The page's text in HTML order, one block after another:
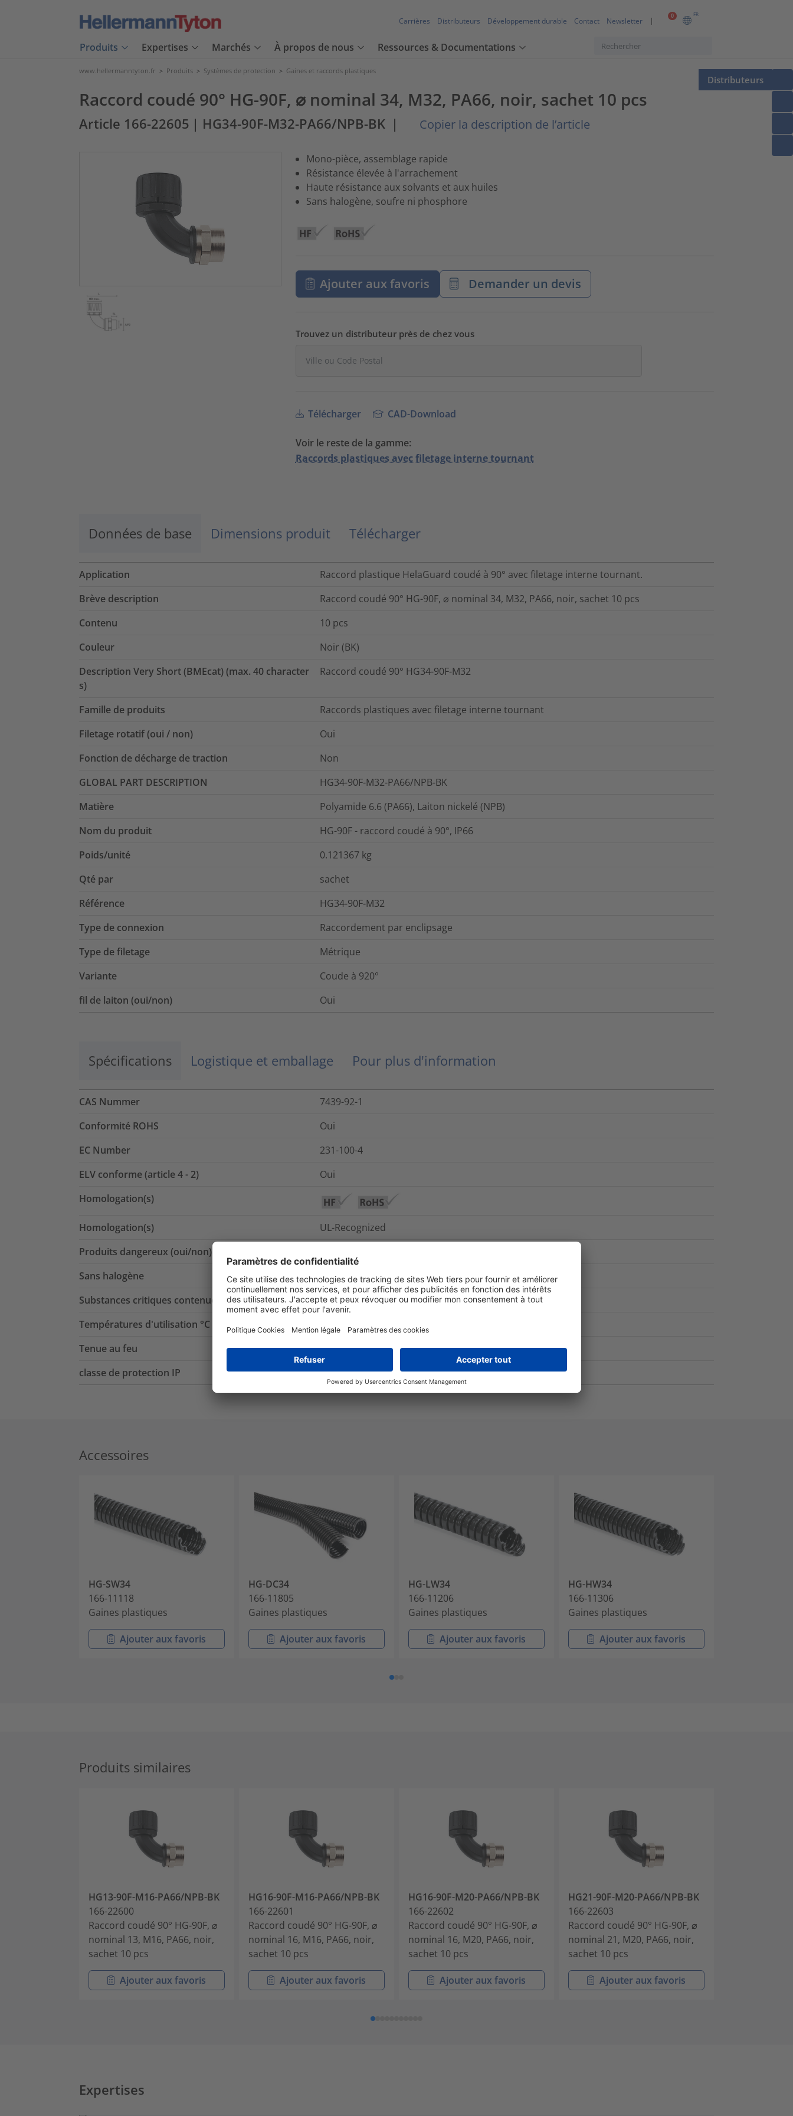
0 FR
Carrières Distributeurs Développement durable Contact Newsletter
Produits Expertises Marchés À propos de nous Ressources & Documentations
Distributeurs
www.hellermanntyton.fr > Produits > Systèmes de protection > Gaines et raccords plastiques
Raccord coudé 90° HG-90F, ⌀ nominal 34, M32, PA66, noir, sachet 10 pcs
Article 166-22605 | HG34-90F-M32-PA66/NPB-BK | Copier la description de l’article
Mono-pièce, assemblage rapide
Résistance élevée à l'arrachement
Haute résistance aux solvants et aux huiles
Sans halogène, soufre ni phosphore
Ajouter aux favoris Demander un devis
Trouvez un distributeur près de chez vous
Télécharger CAD-Download
Voir le reste de la gamme:
Raccords plastiques avec filetage interne tournant
Données de base Dimensions produit Télécharger
Application
Raccord plastique HelaGuard coudé à 90° avec filetage interne tournant.
Brève description
Raccord coudé 90° HG-90F, ⌀ nominal 34, M32, PA66, noir, sachet 10 pcs
Contenu
10 pcs
Couleur
Noir (BK)
Description Very Short (BMEcat) (max. 40 character
s)
Raccord coudé 90° HG34-90F-M32
Famille de produits
Raccords plastiques avec filetage interne tournant
Filetage rotatif (oui / non)
Oui
Fonction de décharge de traction
Non
GLOBAL PART DESCRIPTION
HG34-90F-M32-PA66/NPB-BK
Matière
Polyamide 6.6 (PA66), Laiton nickelé (NPB)
Nom du produit
HG-90F - raccord coudé à 90°, IP66
Poids/unité
0.121367 kg
Qté par
sachet
Référence
HG34-90F-M32
Type de connexion
Raccordement par enclipsage
Type de filetage
Métrique
Variante
Coude à 920°
fil de laiton (oui/non)
Oui
Spécifications Logistique et emballage Pour plus d'information
CAS Nummer
7439-92-1
Conformité ROHS
Oui
EC Number
231-100-4
ELV conforme (article 4 - 2)
Oui
Homologation(s)
Homologation(s)
UL-Recognized
Produits dangereux (oui/non)
Sans halogène
Oui
Substances critiques contenues
Lead in Copper alloy4%
Températures d'utilisation °C
De -50 °C à +135 °C
Tenue au feu
UL94 V2
classe de protection IP
IP66
Accessoires
HG-SW34
166-11118
Gaines plastiques
Ajouter aux favoris
HG-DC34
166-11805
Gaines plastiques
Ajouter aux favoris
HG-LW34
166-11206
Gaines plastiques
Ajouter aux favoris
HG-HW34
166-11306
Gaines plastiques
Ajouter aux favoris
Produits similaires
HG13-90F-M16-PA66/NPB-BK
166-22600
Raccord coudé 90° HG-90F, ⌀
nominal 13, M16, PA66, noir,
sachet 10 pcs
Ajouter aux favoris
HG16-90F-M16-PA66/NPB-BK
166-22601
Raccord coudé 90° HG-90F, ⌀
nominal 16, M16, PA66, noir,
sachet 10 pcs
Ajouter aux favoris
HG16-90F-M20-PA66/NPB-BK
166-22602
Raccord coudé 90° HG-90F, ⌀
nominal 16, M20, PA66, noir,
sachet 10 pcs
Ajouter aux favoris
HG21-90F-M20-PA66/NPB-BK
166-22603
Raccord coudé 90° HG-90F, ⌀
nominal 21, M20, PA66, noir,
sachet 10 pcs
Ajouter aux favoris
Expertises